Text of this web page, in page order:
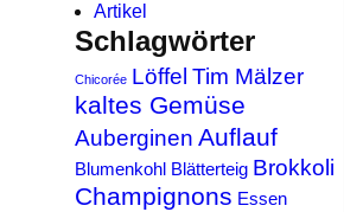
Artikel
Schlagwörter
Chicorée Löffel Tim Mälzer
kaltes Gemüse
Auberginen Auflauf
Blumenkohl Blätterteig Brokkoli
Champignons Essen